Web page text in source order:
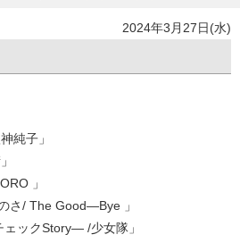
2024年3月27日(水)
純子」
」
さ/ The Good—Bye 」
ックStory— /少女隊」